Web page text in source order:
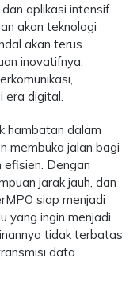
aplikasi intensif
akan teknologi
akan terus
inovatifnya,
era digital.
hambatan dalam
membuka jalan bagi
Dengan
jarak jauh, dan
siap menjadi
yang ingin menjadi
tidak terbatas
data